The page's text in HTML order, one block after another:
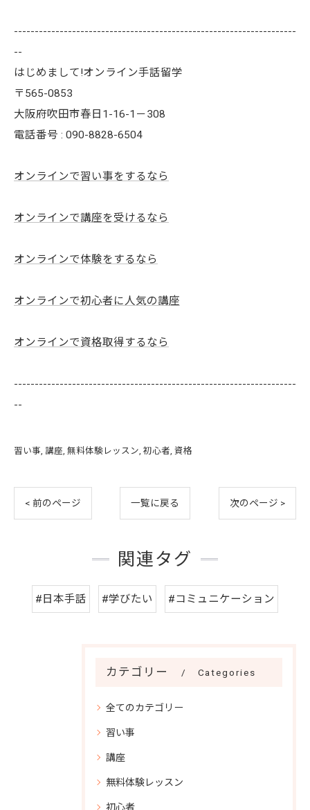
--------------------------------------------------------------------
--
はじめまして!オンライン手話留学
〒565-0853
大阪府吹田市春日1-16-1－308
電話番号 : 090-8828-6504
オンラインで習い事をするなら
オンラインで講座を受けるなら
オンラインで体験をするなら
オンラインで初心者に人気の講座
オンラインで資格取得するなら
--------------------------------------------------------------------
--
習い事 講座 無料体験レッスン 初心者 資格
< 前のページ 一覧に戻る 次のページ >
関連タグ
#日本手話 #学びたい #コミュニケーション
カテゴリー Categories
全てのカテゴリー
習い事
講座
無料体験レッスン
初心者